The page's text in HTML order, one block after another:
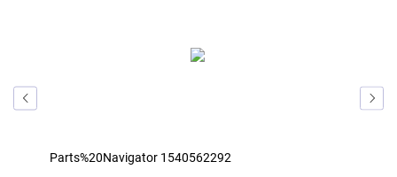
Parts%20Navigator 1540562292